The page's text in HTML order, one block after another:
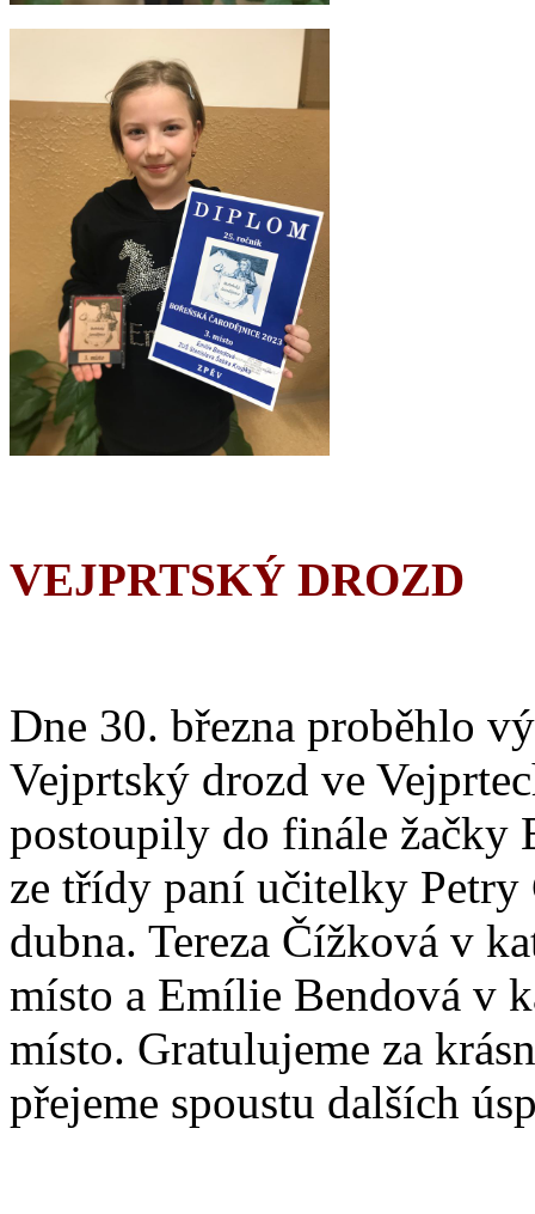
VEJPRTSKÝ DROZD
Dne 30. března proběhlo
Vejprtský drozd ve
postoupily do finále žačky
ze třídy paní učitelky
dubna. Tereza Čížková v
místo a Emílie Bendová v
místo. Gratulujeme za
přejeme spoustu dalších